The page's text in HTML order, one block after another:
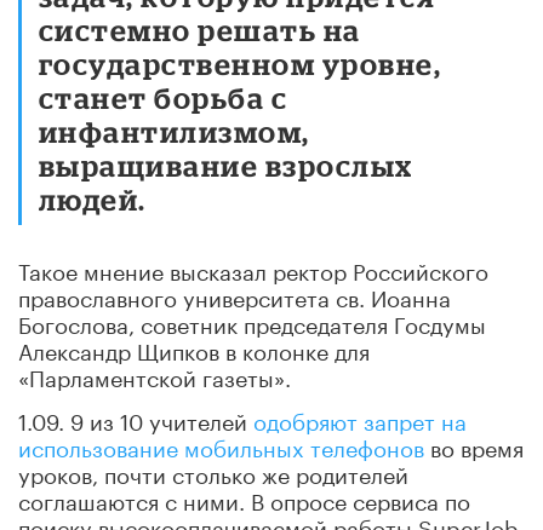
системно решать на
государственном уровне,
станет борьба с
инфантилизмом,
выращивание взрослых
людей.
Такое мнение высказал ректор Российского
православного университета св. Иоанна
Богослова, советник председателя Госдумы
Александр Щипков в колонке для
«Парламентской газеты».
1.09. 9 из 10 учителей одобряют запрет на
использование мобильных телефонов во время
уроков, почти столько же родителей
соглашаются с ними. В опросе сервиса по